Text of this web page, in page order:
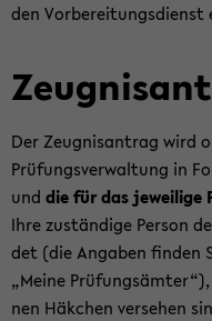
den Vor­be­rei­tungs­dienst
Der Zeug­nis­an­trag wird
Prüfungsverwaltung in
und die für das je­wei­li­ge
Ihre zu­stän­di­ge Per­son
det (die An­ga­ben fin­den
„Meine
nen Häk­chen ver­se­hen